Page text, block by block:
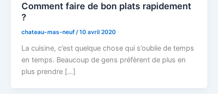
Comment faire de bon plats rapidement
?
chateau-mas-neuf/10 avril 2020
La cuisine, c’est quelque chose qui s’oublie de temps
en temps. Beaucoup de gens préfèrent de plus en
plus prendre […]